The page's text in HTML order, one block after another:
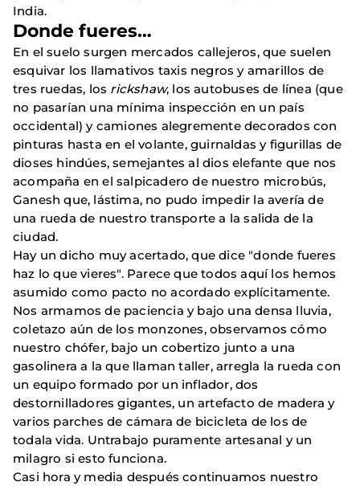
India.
Donde fueres…
En el suelo surgen mercados callejeros, que suelen
esquivar los llamativos taxis negros y amarillos de
tres ruedas, los rickshaw, los autobuses de línea (que
no pasarían una mínima inspección en un país
occidental) y camiones alegremente decorados con
pinturas hasta en el volante, guirnaldas y figurillas de
dioses hindúes, semejantes al dios elefante que nos
acompaña en el salpicadero de nuestro microbús,
Ganesh que, lástima, no pudo impedir la avería de
una rueda de nuestro transporte a la salida de la
ciudad.
Hay un dicho muy acertado, que dice "donde fueres
haz lo que vieres". Parece que todos aquí los hemos
asumido como pacto no acordado explícitamente.
Nos armamos de paciencia y bajo una densa lluvia,
coletazo aún de los monzones, observamos cómo
nuestro chófer, bajo un cobertizo junto a una
gasolinera a la que llaman taller, arregla la rueda con
un equipo formado por un inflador, dos
destornilladores gigantes, un artefacto de madera y
varios parches de cámara de bicicleta de los de
todala vida. Untrabajo puramente artesanal y un
milagro si esto funciona.
Casi hora y media después continuamos nuestro